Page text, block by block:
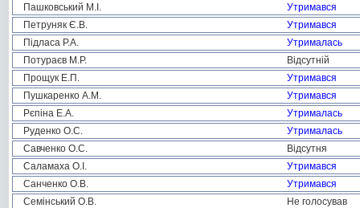
Пашковський М.І.
Утримався
Петруняк Є.В.
Утримався
Підласа Р.А.
Утрималась
Потураєв М.Р.
Відсутній
Прощук Е.П.
Утримався
Пушкаренко А.М.
Утримався
Рєпіна Е.А.
Утрималась
Руденко О.С.
Утрималась
Савченко О.С.
Відсутня
Саламаха О.І.
Утримався
Санченко О.В.
Утримався
Семінський О.В.
Не голосував